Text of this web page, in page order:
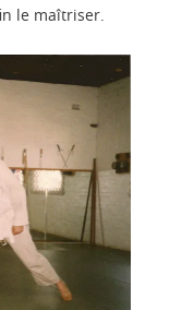
le maîtriser.